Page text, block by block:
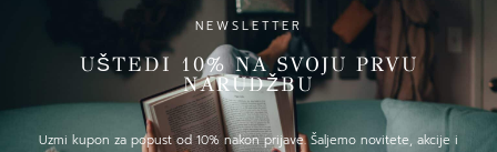
NEWSLETTER
UŠTEDI 10% NA SVOJU PRVU
NARUDŽBU
Uzmi kupon za popust od 10% nakon prijave. Šaljemo novitete, akcije i